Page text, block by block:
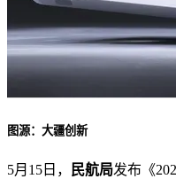
图源：大疆创新
5月15日， 民航局发布《